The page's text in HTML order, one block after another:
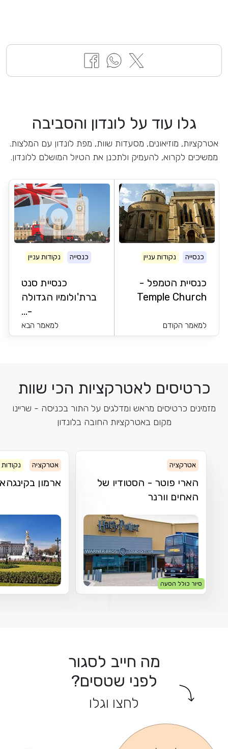
גלו עוד על לונדון והסביבה
אטרקציות, מוזיאונים, מסעדות שוות, מפת לונדון עם המלצות.
ממשיכים לקרוא, להעמיק ולתכנן את הטיול המושלם ללונדון.
כנסייה נקודות עניין
כנסיית הטמפל -
Temple Church
למאמר הקודם
כנסייה נקודות עניין
כנסיית סנט
ברת'ולומיו הגדולה
-...
למאמר הבא
כרטיסים לאטרקציות הכי שוות
מזמינים כרטיסים מראש ומדלגים על התור בכניסה - שריינו
מקום באטרקציות החובה בלונדון
אטרקציה
הארי פוטר - הסטודיו של
האחים וורנר
סיור כולל הסעה
אטרקציה נקודות
ארמון
מה חייב לסגור
לפני שטסים?
לחצו וגלו